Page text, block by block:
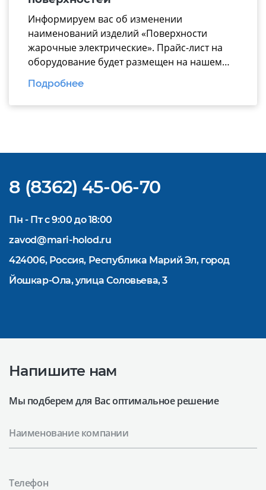
эффективной комплектации горячего […]
Информируем вас об изменении
наименований изделий «Поверхности
жарочные электрические». Прайс-лист на
оборудование будет размещен на нашем
официальном
сайте https://www.mariholod.com/ в
Дилерском разделе «Прайсы».
Подробнее
8 (8362) 45-06-70
Пн - Пт с 9:00 до 18:00
zavod@mari-holod.ru
424006, Россия, Республика Марий Эл, город
Йошкар-Ола, улица Соловьева, 3
Напишите нам
Мы подберем для Вас оптимальное решение
Наименование компании
Телефон